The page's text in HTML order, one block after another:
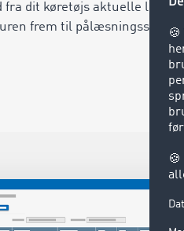
fra dit køretøjs aktuelle
frem til pålæsningsstedet.